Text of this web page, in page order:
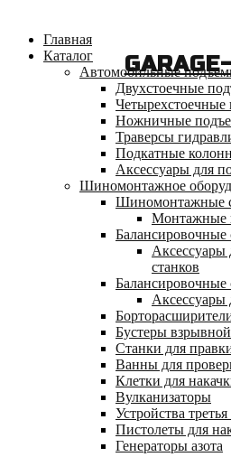
GARAGE-
Главная
Каталог
Автомобильные
Двухстоечные
Ножничные
Траверсы
Подкатные
Аксессуары для
Шиномонтажное
Шиномонтажные
Монтажные
Балансировочные
Аксессуары
станков
Балансировочные
Аксессуары
Бустеры
Станки для
Ванны для
Клетки для
Вулканизаторы
Устройства третья
Пистолеты для
Генераторы азота